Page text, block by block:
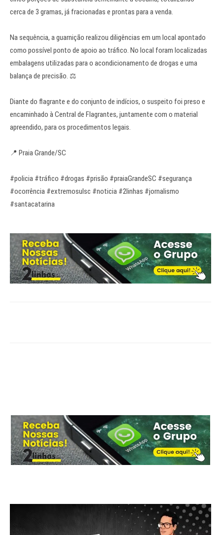
cerca de 3 gramas, já fracionadas e prontas para a venda.
Na sequência, a guarnição realizou diligências em um local apontado
como possível ponto de apoio ao tráfico. No local foram localizadas
embalagens utilizadas para o acondicionamento de drogas e uma
balança de precisão. ⚖️
Diante do flagrante e do conjunto de indícios, o suspeito foi preso e
encaminhado à Central de Flagrantes, juntamente com o material
apreendido, para os procedimentos legais.
📍 Praia Grande/SC
#policia #tráfico #drogas #prisão #praiaGrandeSC #segurança
#ocorrência #extremosulsc #noticia #2linhas #jornalismo
#santacatarina